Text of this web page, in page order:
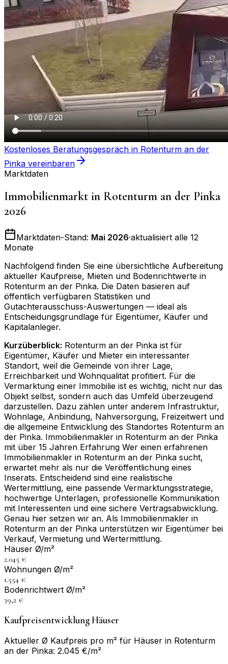
Kostenloses Beratungsgespräch in Rotenturm an der
Pinka vereinbaren
Marktdaten
Immobilienmarkt in Rotenturm an der Pinka
2026
Marktdaten-Stand: Mai 2026·aktualisiert alle 12
Monate
Nachfolgend finden Sie eine übersichtliche Aufbereitung
aktueller Kaufpreise, Mieten und Bodenrichtwerte in
Rotenturm an der Pinka. Die Daten basieren auf
öffentlich verfügbaren Statistiken und
Gutachterausschuss-Auswertungen — ideal als
Entscheidungsgrundlage für Eigentümer, Käufer und
Kapitalanleger.
Kurzüberblick: Rotenturm an der Pinka ist für
Eigentümer, Käufer und Mieter ein interessanter
Standort, weil die Gemeinde von ihrer Lage,
Erreichbarkeit und Wohnqualität profitiert. Für die
Vermarktung einer Immobilie ist es wichtig, nicht nur das
Objekt selbst, sondern auch das Umfeld überzeugend
darzustellen. Dazu zählen unter anderem Infrastruktur,
Wohnlage, Anbindung, Nahversorgung, Freizeitwert und
die allgemeine Entwicklung des Standortes Rotenturm an
der Pinka. Immobilienmakler in Rotenturm an der Pinka
mit über 15 Jahren Erfahrung Wer einen erfahrenen
Immobilienmakler in Rotenturm an der Pinka sucht,
erwartet mehr als nur die Veröffentlichung eines
Inserats. Entscheidend sind eine realistische
Wertermittlung, eine passende Vermarktungsstrategie,
hochwertige Unterlagen, professionelle Kommunikation
mit Interessenten und eine sichere Vertragsabwicklung.
Genau hier setzen wir an. Als Immobilienmakler in
Rotenturm an der Pinka unterstützen wir Eigentümer bei
Verkauf, Vermietung und Wertermittlung.
Häuser Ø/m²
2.045 €
Wohnungen Ø/m²
1.554 €
Bodenrichtwert Ø/m²
39,2 €
Kaufpreisentwicklung Häuser
Aktueller Ø Kaufpreis pro m² für Häuser in Rotenturm
an der Pinka: 2.045 €/m²